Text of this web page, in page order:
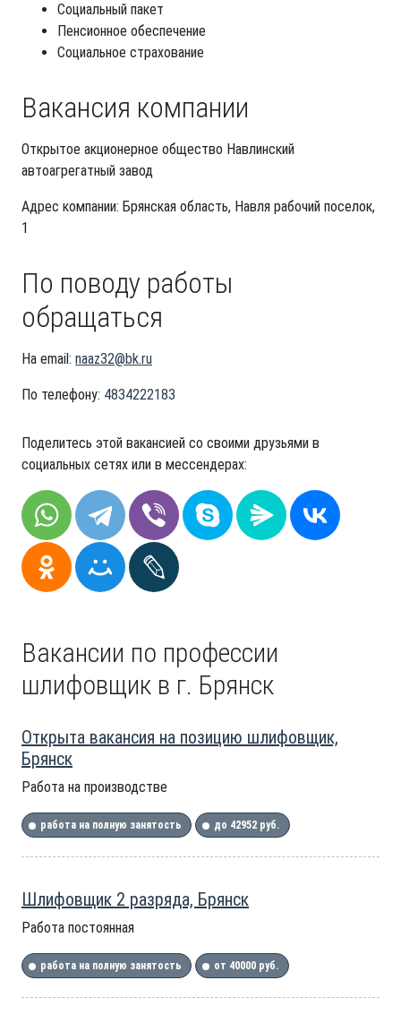
Социальный пакет
Пенсионное обеспечение
Социальное страхование
Вакансия компании
Открытое акционерное общество Навлинский
автоагрегатный завод
Адрес компании: Брянская область, Навля рабочий поселок,
1
По поводу работы
обращаться
На email: naaz32@bk.ru
По телефону: 4834222183
Поделитесь этой вакансией со своими друзьями в
социальных сетях или в мессендерах:
Вакансии по профессии
шлифовщик в г. Брянск
Открыта вакансия на позицию шлифовщик,
Брянск
Работа на производстве
работа на полную занятость до 42952 руб.
Шлифовщик 2 разряда, Брянск
Работа постоянная
работа на полную занятость от 40000 руб.